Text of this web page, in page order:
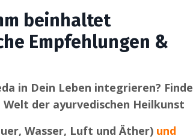
beinhaltet
Empfehlungen &
in Dein Leben integrieren? Finde
der ayurvedischen Heilkunst
Wasser, Luft und Äther) und